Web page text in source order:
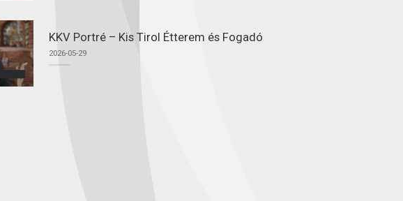
KKV Portré – Kis Tirol Étterem és Fogadó
2026-05-29